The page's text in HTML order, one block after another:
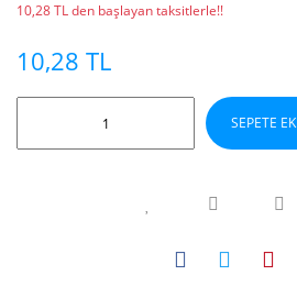
10,28 TL den başlayan taksitlerle!!
10,28 TL
SEPETE